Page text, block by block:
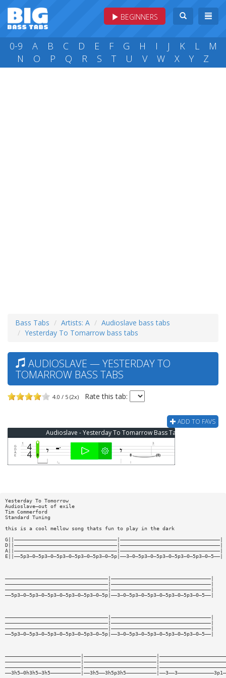
BEGINNERS
0-9 A B C D E F G H I J K L
M
N
O P Q R S T U V W X Y Z
Bass Tabs Artists: A
Audioslave bass tabs
Yesterday To Tomarrow bass tabs
AUDIOSLAVE — YESTERDAY TO
TOMARROW BASS TABS
4.0 / 5 (2x) Rate this tab:
ADD TO FAVS
Audioslave - Yesterday To Tomarrow Bass Tab
Yesterday To Tomorrow
Audioslave—out of exile
Tim Commerford
Standard Tuning
this is a cool mellow song thats fun to play in the dark
G||——————————————————————————————————|—————————————————————————————————|
D||——————————————————————————————————|—————————————————————————————————|
A||——————————————————————————————————|—————————————————————————————————|
E||——5p3—0—5p3—0—5p3—0—5p3—0—5p3—0—5p|——3—0—5p3—0—5p3—0—5p3—0—5p3—0—5——|
——————————————————————————————————|—————————————————————————————————|
——————————————————————————————————|—————————————————————————————————|
——————————————————————————————————|—————————————————————————————————|
——5p3—0—5p3—0—5p3—0—5p3—0—5p3—0—5p|——3—0—5p3—0—5p3—0—5p3—0—5p3—0—5——|
——————————————————————————————————|—————————————————————————————————|
——————————————————————————————————|—————————————————————————————————|
——————————————————————————————————|—————————————————————————————————|
——5p3—0—5p3—0—5p3—0—5p3—0—5p3—0—5p|——3—0—5p3—0—5p3—0—5p3—0—5p3—0—5——|